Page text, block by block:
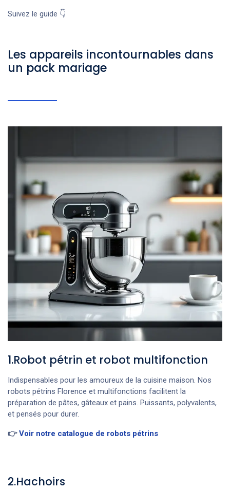
Suivez le guide 👇
Les appareils incontournables dans
un pack mariage
1.Robot pétrin et robot multifonction
Indispensables pour les amoureux de la cuisine maison. Nos
robots pétrins Florence et multifonctions facilitent la
préparation de pâtes, gâteaux et pains. Puissants, polyvalents,
et pensés pour durer.
👉Voir notre catalogue de robots pétrins
2.Hachoirs